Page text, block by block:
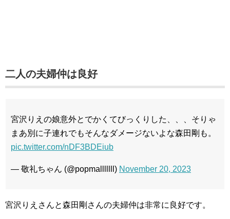
二人の夫婦仲は良好
宮沢りえの娘意外とでかくてびっくりした、、、そりゃ
まあ別に子連れでもそんなダメージないよな森田剛も。
pic.twitter.com/nDF3BDEiub
— 敬礼ちゃん (@popmalllllll) November 20, 2023
宮沢りえさんと森田剛さんの夫婦仲は非常に良好です。